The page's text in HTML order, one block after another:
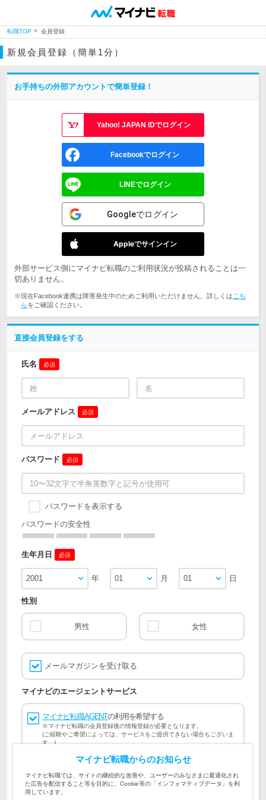
転職TOP 会員登録
新規会員登録（簡単1分）
お手持ちの外部アカウントで簡単登録！
Yahoo! JAPAN IDでログイン
Facebookでログイン
LINEでログイン
Googleでログイン
Appleでサインイン
外部サービス側にマイナビ転職のご利用状況が投稿されることは一
切ありません。
※現在Facebook連携は障害発生中のためご利用いただけません。詳しくは こち
らをご確認ください。
直接会員登録をする
氏名 必須
メールアドレス 必須
パスワード 必須
パスワードを表示する
パスワードの安全性
生年月日 必須
2001 年 01 月 01 日
性別
男性 女性
メールマガジンを受け取る
マイナビのエージェントサービス
マイナビ転職AGENTの利用を希望する
※マイナビ転職の会員登録後の情報登録が必要となります。
(ご経験やご希望によっては、サービスをご提供できない場合もございま
す。)
会員登録には マイナビ転職 会員規約
マイナビ転職AGENT
会員規約、マイナビ転職AGENT 個人情報の取り扱い および
個人情報の取り扱い
マイナビ転職からのお知らせ
マイナビ転職では、サイトの継続的な改善や、ユーザーのみなさまに最適化され
た広告を配信すること等を目的に、Cookie等の「インフォマティブデータ」を利
用しています。